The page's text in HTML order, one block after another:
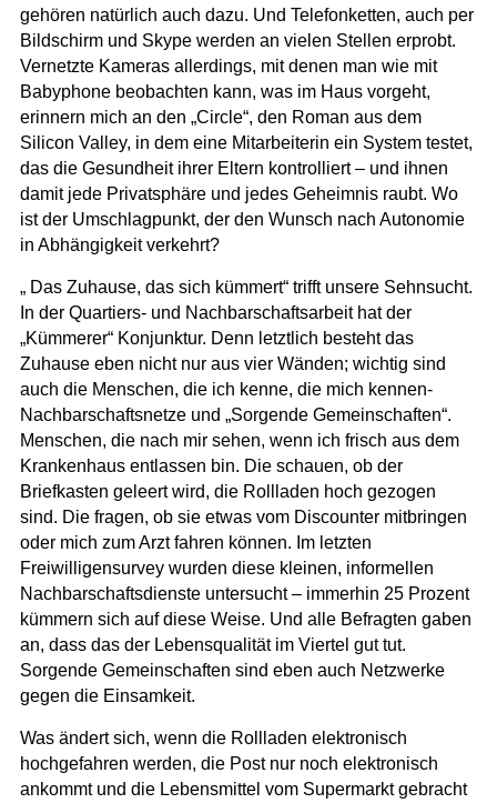
gehören natürlich auch dazu. Und Telefonketten, auch per
Bildschirm und Skype werden an vielen Stellen erprobt.
Vernetzte Kameras allerdings, mit denen man wie mit
Babyphone beobachten kann, was im Haus vorgeht,
erinnern mich an den „Circle“, den Roman aus dem
Silicon Valley, in dem eine Mitarbeiterin ein System testet,
das die Gesundheit ihrer Eltern kontrolliert – und ihnen
damit jede Privatsphäre und jedes Geheimnis raubt. Wo
ist der Umschlagpunkt, der den Wunsch nach Autonomie
in Abhängigkeit verkehrt?
„ Das Zuhause, das sich kümmert“ trifft unsere Sehnsucht.
In der Quartiers- und Nachbarschaftsarbeit hat der
„Kümmerer“ Konjunktur. Denn letztlich besteht das
Zuhause eben nicht nur aus vier Wänden; wichtig sind
auch die Menschen, die ich kenne, die mich kennen-
Nachbarschaftsnetze und „Sorgende Gemeinschaften“.
Menschen, die nach mir sehen, wenn ich frisch aus dem
Krankenhaus entlassen bin. Die schauen, ob der
Briefkasten geleert wird, die Rollladen hoch gezogen
sind. Die fragen, ob sie etwas vom Discounter mitbringen
oder mich zum Arzt fahren können. Im letzten
Freiwilligensurvey wurden diese kleinen, informellen
Nachbarschaftsdienste untersucht – immerhin 25 Prozent
kümmern sich auf diese Weise. Und alle Befragten gaben
an, dass das der Lebensqualität im Viertel gut tut.
Sorgende Gemeinschaften sind eben auch Netzwerke
gegen die Einsamkeit.
Was ändert sich, wenn die Rollladen elektronisch
hochgefahren werden, die Post nur noch elektronisch
ankommt und die Lebensmittel vom Supermarkt gebracht